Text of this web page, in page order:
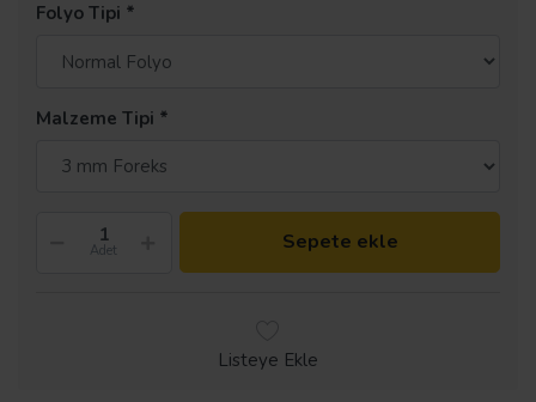
Folyo Tipi
Malzeme Tipi
Adet Sepete ekle
Listeye Ekle